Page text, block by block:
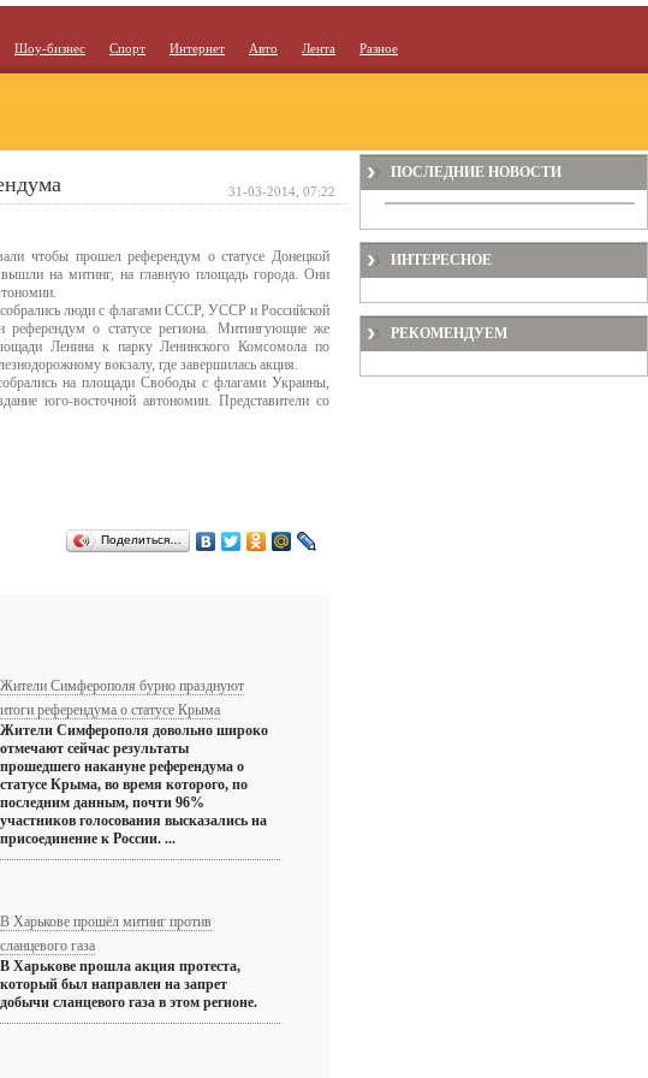
Шоу-бизнес Спорт Интернет Авто Лента Разное
чтобы прошел референдум о статусе Донецкой
на митинг, на главную площадь города. Они
люди с флагами СССР, УССР и Российской
референдум о статусе региона. Митингующие же
Ленина к парку Ленинского Комсомола по
вокзалу, где завершилась акция.
на площади Свободы с флагами Украины,
юго-восточной автономии. Представители со
Поделиться…
Жители Симферополя бурно празднуют
итоги референдума о статусе Крыма
Жители Симферополя довольно широко
отмечают сейчас результаты
прошедшего накануне референдума о
статусе Крыма, во время которого, по
последним данным, почти 96%
участников голосования высказались на
присоединение к России. ...
В Харькове прошёл митинг против
сланцевого газа
В Харькове прошла акция протеста,
который был направлен на запрет
добычи сланцевого газа в этом регионе.
31-03-2014, 07:22
ПОСЛЕДНИЕ НОВОСТИ
ИНТЕРЕСНОЕ
РЕКОМЕНДУЕМ